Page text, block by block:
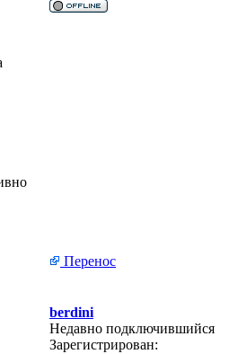
Перенос
berdini
Недавно подключившийся
Зарегистрирован: